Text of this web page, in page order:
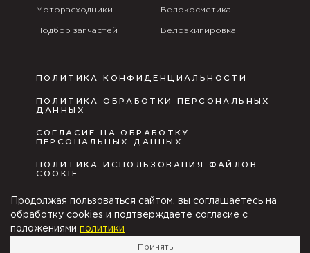
Моторасходники
Подбор запчастей
Велокосметика
Велоэкипировка
ПОЛИТИКА КОНФИДЕНЦИАЛЬНОСТИ
ПОЛИТИКА ОБРАБОТКИ ПЕРСОНАЛЬНЫХ
ДАННЫХ
СОГЛАСИЕ НА ОБРАБОТКУ
ПЕРСОНАЛЬНЫХ ДАННЫХ
ПОЛИТИКА ИСПОЛЬЗОВАНИЯ ФАЙЛОВ
COOKIE
ПУБЛИЧНАЯ ОФЕРТА
Velocity group © Copyright
Продолжая пользоваться сайтом, вы соглашаетесь на
обработку cookies и подтверждаете согласие с
положениями политики
Принять